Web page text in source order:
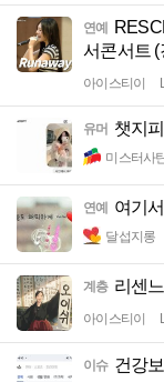
연예
서콘서트 (
아이스티이
유머 챗지
미스터사
연예 여기
달섭지롱
계층 리센
아이스티이
이슈 건강